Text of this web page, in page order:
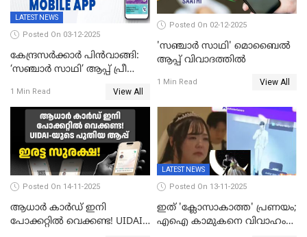
LATEST NEWS
Posted On 03-12-2025
കേന്ദ്രസർക്കാർ പിൻവാങ്ങി:
‘സഞ്ചാർ സാഥി’ ആപ്പ് പ്രീ
ഉത്തരവ് പിൻവലിച്ചു
1 Min Read View All
Posted On 02-12-2025
'സഞ്ചാർ സാഥി' മൊബൈല്‍
ആപ്പ് വിവാദത്തില്‍
1 Min Read View All
Posted On 14-11-2025
ആധാർ കാർഡ് ഇനി
പോക്കറ്റിൽ വെക്കണ്ട! UIDAI-
LATEST NEWS
Posted On 13-11-2025
ഇത് 'ക്ലോസാകാത്ത' പ്രണയം;
എഐ കാമുകനെ വിവാഹം